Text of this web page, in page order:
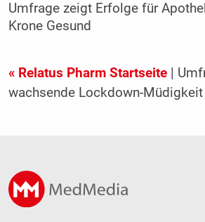
Umfrage zeigt Erfolge für
Krone Gesund
« Relatus Pharm Startseite|
wachsende Lockdown-Müdigkeit